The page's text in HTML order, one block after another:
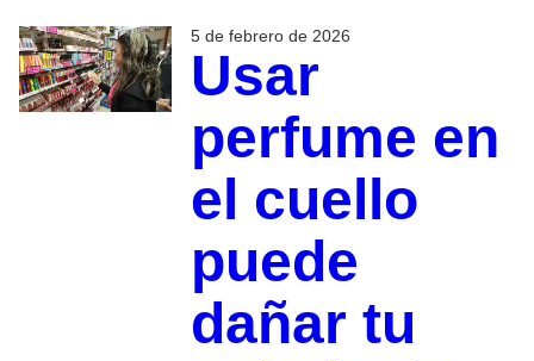
5 de febrero de 2026
Usar
perfume en
el cuello
puede
dañar tu